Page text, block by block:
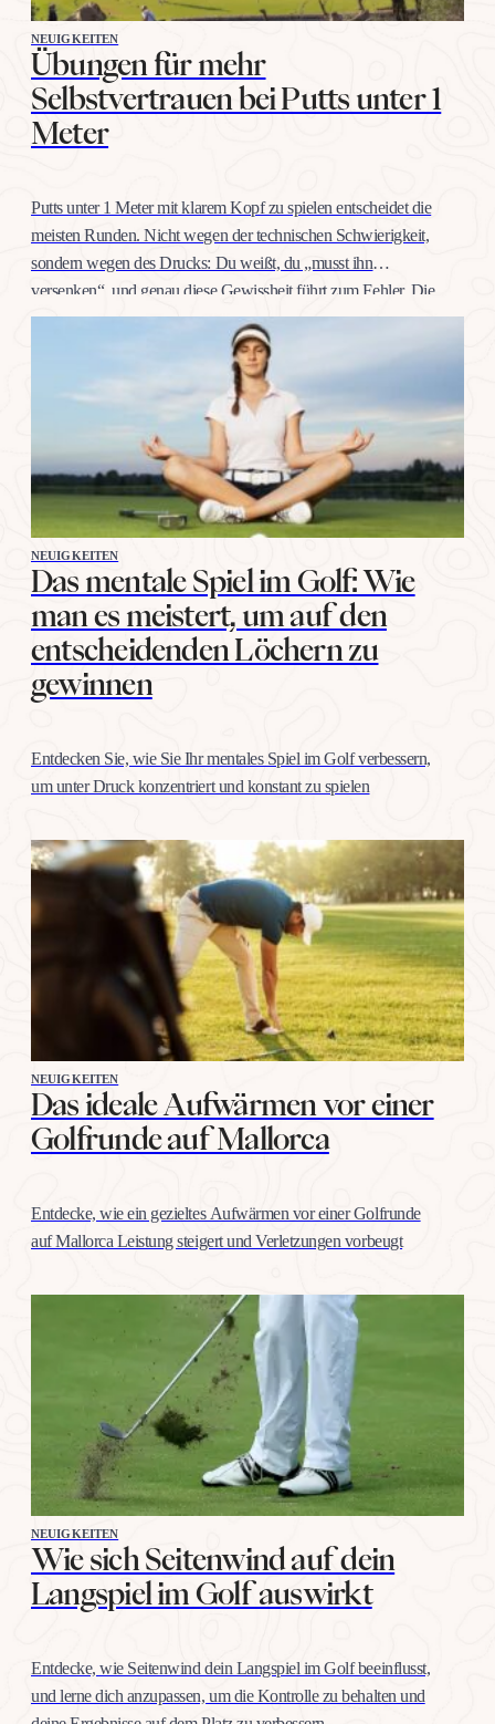
NEUIGKEITEN
Übungen für mehr
Selbstvertrauen bei Putts unter 1
Meter
Putts unter 1 Meter mit klarem Kopf zu spielen entscheidet die
meisten Runden. Nicht wegen der technischen Schwierigkeit,
sondern wegen des Drucks: Du weißt, du „musst ihn
versenken“, und genau diese Gewissheit führt zum Fehler. Die
gute Nachricht: Selbstvertrauen auf dieser Distanz trainiert man
wie jeden anderen Schlag, mit konkreten Übungen, nicht mit
NEUIGKEITEN
Das mentale Spiel im Golf: Wie
man es meistert, um auf den
entscheidenden Löchern zu
gewinnen
Entdecken Sie, wie Sie Ihr mentales Spiel im Golf verbessern,
um unter Druck konzentriert und konstant zu spielen
NEUIGKEITEN
Das ideale Aufwärmen vor einer
Golfrunde auf Mallorca
Entdecke, wie ein gezieltes Aufwärmen vor einer Golfrunde
auf Mallorca Leistung steigert und Verletzungen vorbeugt
NEUIGKEITEN
Wie sich Seitenwind auf dein
Langspiel im Golf auswirkt
Entdecke, wie Seitenwind dein Langspiel im Golf beeinflusst,
und lerne dich anzupassen, um die Kontrolle zu behalten und